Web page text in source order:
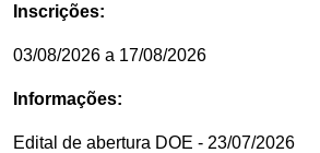
Inscrições:
03/08/2026 a 17/08/2026
Informações:
Edital de abertura DOE - 23/07/2026